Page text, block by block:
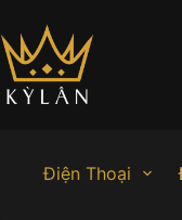
đến
phần
nội
dung
Điện Thoại